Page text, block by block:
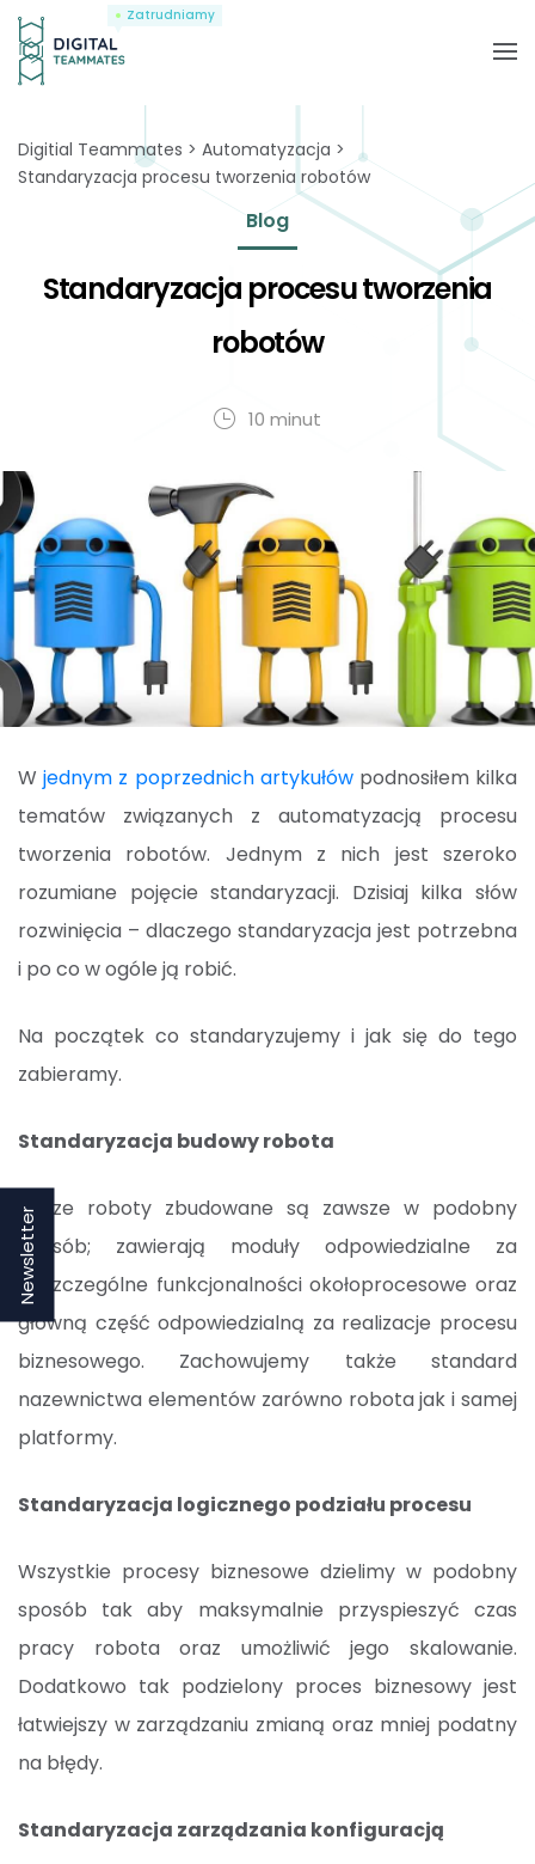
Zatrudniamy
Digitial Teammates
Automatyzacja
Standaryzacja procesu tworzenia robotów
Blog
Standaryzacja procesu tworzenia
robotów
10 minut
Wjednym z poprzednich artykułówpodnosiłem kilka
tematów związanych z automatyzacją procesu
tworzenia robotów. Jednym z nich jest szeroko
rozumiane pojęcie standaryzacji. Dzisiaj kilka słów
rozwinięcia – dlaczego standaryzacja jest potrzebna
i po co w ogóle ją robić.
Na początek co standaryzujemy i jak się do tego
zabieramy.
Standaryzacja budowy robota
Nasze roboty zbudowane są zawsze w podobny
sposób; zawierają moduły odpowiedzialne za
poszczególne funkcjonalności okołoprocesowe oraz
główną część odpowiedzialną za realizacje procesu
biznesowego. Zachowujemy także standard
nazewnictwa elementów zarówno robota jak i samej
platformy.
Standaryzacja logicznego podziału procesu
Wszystkie procesy biznesowe dzielimy w podobny
sposób tak aby maksymalnie przyspieszyć czas
pracy robota oraz umożliwić jego skalowanie.
Dodatkowo tak podzielony proces biznesowy jest
łatwiejszy w zarządzaniu zmianą oraz mniej podatny
na błędy.
Standaryzacja zarządzania konfiguracją
Newsletter